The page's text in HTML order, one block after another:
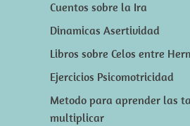
Cuentos sobre la Ira
Dinamicas Asertividad
Libros sobre Celos entre
Ejercicios Psicomotricidad
Metodo para aprender las
multiplicar